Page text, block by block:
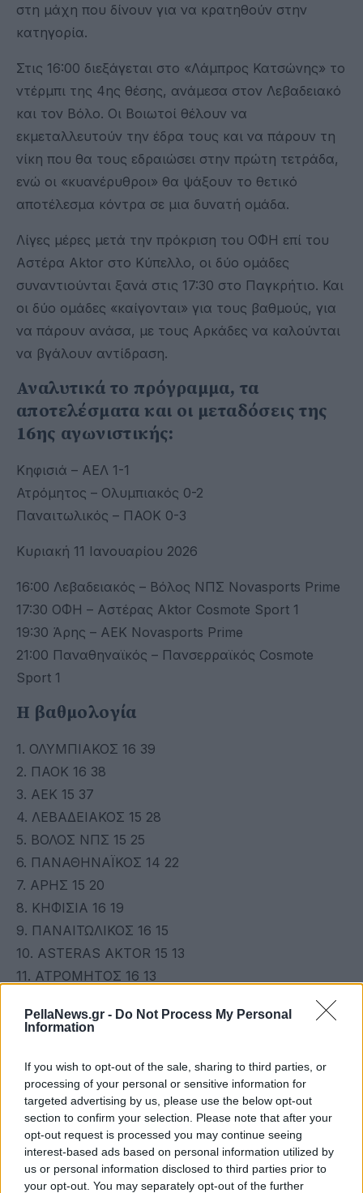
PellaNews.gr - Do Not Process My Personal
Information
If you wish to opt-out of the sale, sharing to third parties, or
processing of your personal or sensitive information for
targeted advertising by us, please use the below opt-out
section to confirm your selection. Please note that after your
opt-out request is processed you may continue seeing
interest-based ads based on personal information utilized by
us or personal information disclosed to third parties prior to
your opt-out. You may separately opt-out of the further
στη μάχη που δίνουν για να κρατηθούν στην
κατηγορία.
Στις 16:00 διεξάγεται στο «Λάμπρος Κατσώνης» το
ντέρμπι της 4ης θέσης, ανάμεσα στον Λεβαδειακό
και τον Βόλο. Οι Βοιωτοί θέλουν να
εκμεταλλευτούν την έδρα τους και να πάρουν τη
νίκη που θα τους εδραιώσει στην πρώτη τετράδα,
ενώ οι «κυανέρυθροι» θα ψάξουν το θετικό
αποτέλεσμα κόντρα σε μια δυνατή ομάδα.
Λίγες μέρες μετά την πρόκριση του ΟΦΗ επί του
Αστέρα Aktor στο Κύπελλο, οι δύο ομάδες
συναντιούνται ξανά στις 17:30 στο Παγκρήτιο. Και
οι δύο ομάδες «καίγονται» για τους βαθμούς, για
να πάρουν ανάσα, με τους Αρκάδες να καλούνται
να βγάλουν αντίδραση.
Αναλυτικά το πρόγραμμα, τα
αποτελέσματα και οι μεταδόσεις της
16ης αγωνιστικής:
Κηφισιά – ΑΕΛ 1-1
Ατρόμητος – Ολυμπιακός 0-2
Παναιτωλικός – ΠΑΟΚ 0-3
Κυριακή 11 Ιανουαρίου 2026
16:00 Λεβαδειακός – Βόλος ΝΠΣ Νovasports Prime
17:30 ΟΦΗ – Αστέρας Aktor Cosmote Sport 1
19:30 Άρης – ΑΕΚ Νovasports Prime
21:00 Παναθηναϊκός – Πανσερραϊκός Cosmote
Sport 1
Η βαθμολογία
1. ΟΛΥΜΠΙΑΚΟΣ 16 39
2. ΠΑΟΚ 16 38
3. ΑΕΚ 15 37
4. ΛΕΒΑΔΕΙΑΚΟΣ 15 28
5. ΒΟΛΟΣ ΝΠΣ 15 25
6. ΠΑΝΑΘΗΝΑΪΚΟΣ 14 22
7. ΑΡΗΣ 15 20
8. ΚΗΦΙΣΙΑ 16 19
9. ΠΑΝΑΙΤΩΛΙΚΟΣ 16 15
10. ASTERAS AKTOR 15 13
11. ΑΤΡΟΜΗΤΟΣ 16 13
13. ΑΕΛ NOVIBET 16 10
πηγή: sdna.gr